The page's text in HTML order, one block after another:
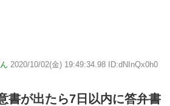
2020/10/02(金) 19:49:34.98 ID:dNInQx0h0
書が出たら7日以内に答弁書